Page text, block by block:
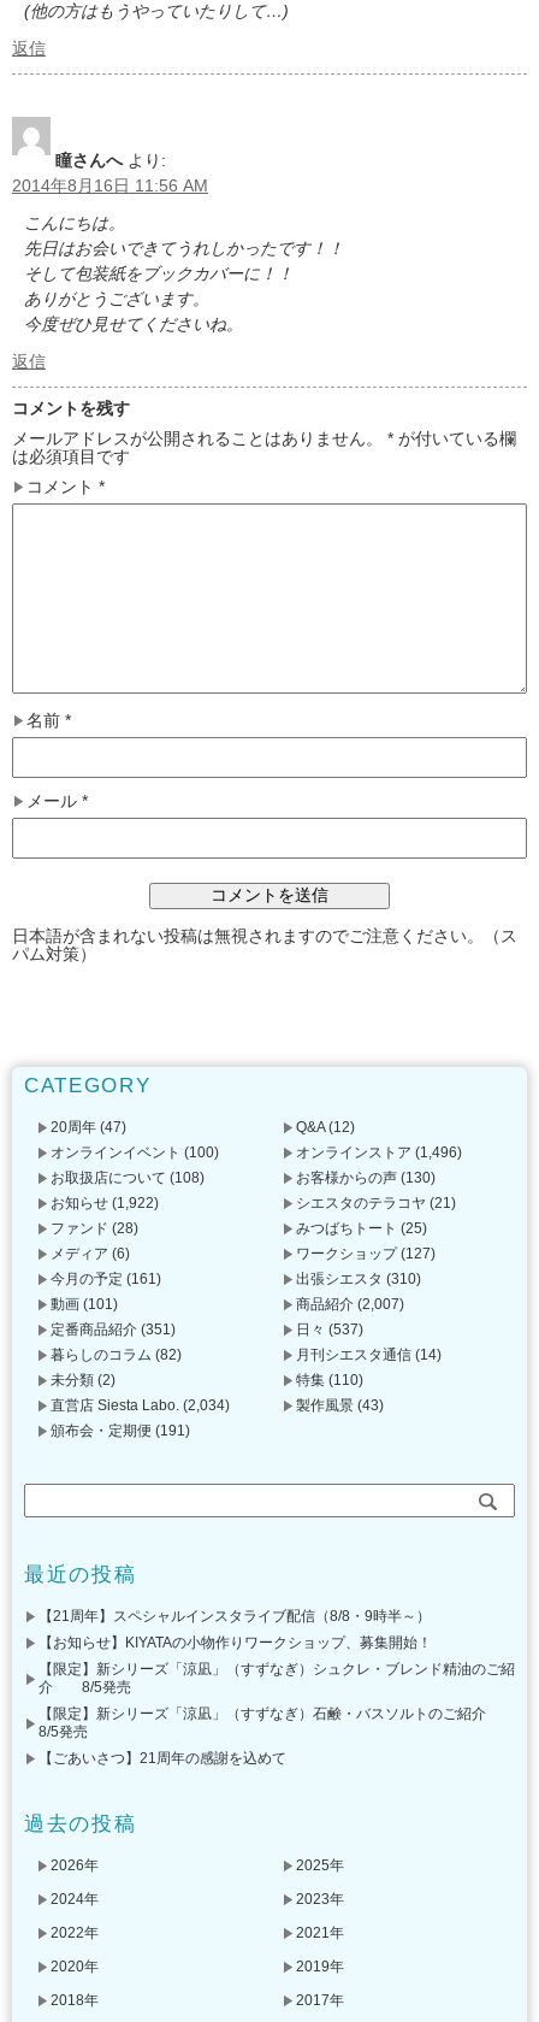
(他の方はもうやっていたりして…)
返信
瞳さんへ より:
2014年8月16日 11:56 AM
こんにちは。
先日はお会いできてうれしかったです！！
そして包装紙をブックカバーに！！
ありがとうございます。
今度ぜひ見せてくださいね。
返信
コメントを残す
メールアドレスが公開されることはありません。
* が付いている欄
は必須項目です
コメント *
名前 *
メール *
日本語が含まれない投稿は無視されますのでご注意ください。（ス
パム対策）
CATEGORY
20周年 (47) Q&A(12)
オンラインイベント (100) オンラインストア (1,496)
お取扱店について (108) お客様からの声 (130)
お知らせ (1,922) シエスタのテラコヤ (21)
ファンド (28) みつばちトート (25)
メディア (6) ワークショップ(127)
今月の予定 (161) 出張シエスタ (310)
動画 (101) 商品紹介 (2,007)
定番商品紹介 (351) 日々 (537)
暮らしのコラム (82) 月刊シエスタ通信 (14)
未分類 (2) 特集 (110)
直営店 Siesta Labo. (2,034) 製作風景 (43)
頒布会・定期便 (191)
最近の投稿
【21周年】スペシャルインスタライブ配信（8/8・9時半～）
【お知らせ】KIYATAの小物作りワークショップ、募集開始！
【限定】新シリーズ「涼凪」（すずなぎ）シュクレ・ブレンド精油のご紹
介 8/5発売
【限定】新シリーズ「涼凪」（すずなぎ）石鹸・バスソルトのご紹介
8/5発売
【ごあいさつ】21周年の感謝を込めて
過去の投稿
2026年
2025年
2024年
2023年
2022年
2021年
2020年
2019年
2018年
2017年